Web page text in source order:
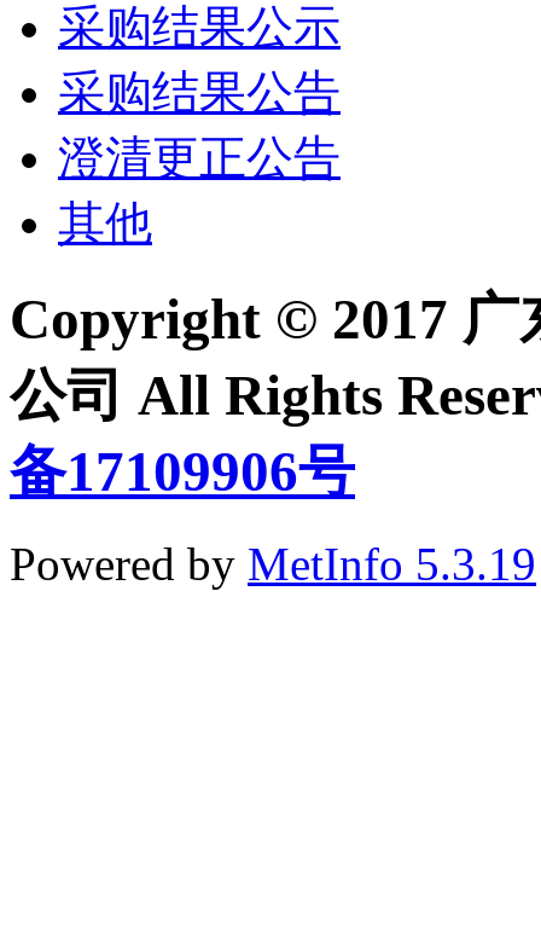
采购结果公示
采购结果公告
澄清更正公告
其他
Copyright © 2017
公司 All Rights
备17109906号
Powered by MetInfo 5.3.19